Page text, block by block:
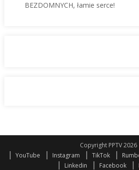
BEZDOMNYCH, łamie serce!
Copyright PPTV 2026
YouTube
Instagram TikTok
Linkedin
Facebook